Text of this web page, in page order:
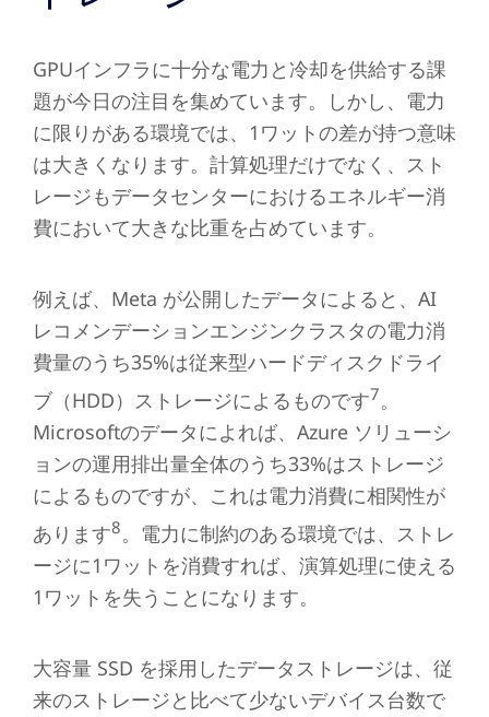
GPUインフラに十分な電力と冷却を供給する課
題が今日の注目を集めています。しかし、電力
に限りがある環境では、1ワットの差が持つ意味
は大きくなります。計算処理だけでなく、スト
レージもデータセンターにおけるエネルギー消
費において大きな比重を占めています。
例えば、Meta が公開したデータによると、AI
レコメンデーションエンジンクラスタの電力消
費量のうち35%は従来型ハードディスクドライ
ブ（HDD）ストレージによるものです7。
Microsoftのデータによれば、Azure ソリューシ
ョンの運用排出量全体のうち33%はストレージ
によるものですが、これは電力消費に相関性が
あります8。電力に制約のある環境では、ストレ
ージに1ワットを消費すれば、演算処理に使える
1ワットを失うことになります。
大容量 SSD を採用したデータストレージは、従
来のストレージと比べて少ないデバイス台数で